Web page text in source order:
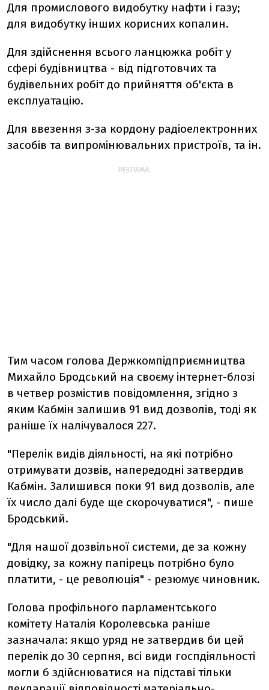
Для промислового видобутку нафти і газу;
для видобутку інших корисних копалин.
Для здійснення всього ланцюжка робіт у
сфері будівництва - від підготовчих та
будівельних робіт до прийняття об'єкта в
експлуатацію.
Для ввезення з-за кордону радіоелектронних
засобів та випромінювальних пристроїв, та ін.
РЕКЛАМА:
Тим часом голова Держкомпідприємництва
Михайло Бродський на своєму інтернет-блозі
в четвер розмістив повідомлення, згідно з
яким Кабмін залишив 91 вид дозволів, тоді як
раніше їх налічувалося 227.
"Перелік видів діяльності, на які потрібно
отримувати дозвів, напередодні затвердив
Кабмін. Залишився поки 91 вид дозволів, але
їх число далі буде ще скорочуватися", - пише
Бродський.
"Для нашої дозвільної системи, де за кожну
довідку, за кожну папірець потрібно було
платити, - це революція" - резюмує чиновник.
Голова профільного парламентського
комітету Наталія Королевська раніше
зазначала: якщо уряд не затвердив би цей
перелік до 30 серпня, всі види госпдіяльності
могли б здійснюватися на підставі тільки